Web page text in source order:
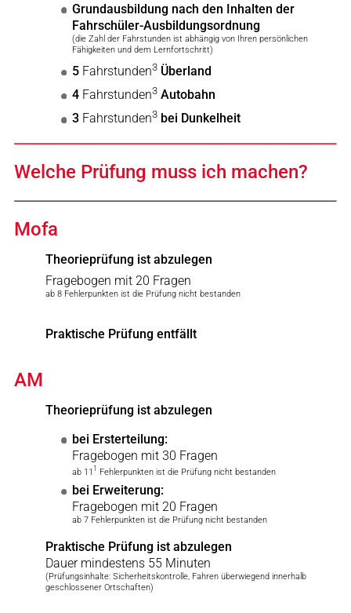
Grundausbildung nach den Inhalten der
Fahrschüler-Ausbildungsordnung
(die Zahl der Fahrstunden ist abhängig von Ihren persönlichen
Fähigkeiten und dem Lernfortschritt)
5 Fahrstunden3 Überland
4 Fahrstunden3 Autobahn
3 Fahrstunden3 bei Dunkelheit
Welche Prüfung muss ich machen?
Mofa
Theorieprüfung ist abzulegen
Fragebogen mit 20 Fragen
ab 8 Fehlerpunkten ist die Prüfung nicht bestanden
Praktische Prüfung entfällt
AM
Theorieprüfung ist abzulegen
bei Ersterteilung:
Fragebogen mit 30 Fragen
ab 11 1 Fehlerpunkten ist die Prüfung nicht bestanden
bei Erweiterung:
Fragebogen mit 20 Fragen
ab 7 Fehlerpunkten ist die Prüfung nicht bestanden
Praktische Prüfung ist abzulegen
Dauer mindestens 55 Minuten
(Prüfungsinhalte: Sicherheitskontrolle, Fahren überwiegend innerhalb
geschlossener Ortschaften)